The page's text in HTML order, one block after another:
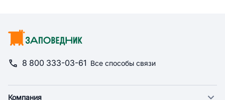
8 800 333-03-61 Все способы связи
Компания